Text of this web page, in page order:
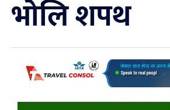
भोलि शपथ